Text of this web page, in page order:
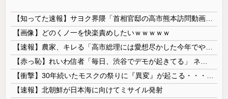
【画像】どのくノ一を快楽責めしたいｗｗｗｗｗ
【速報】北朝鮮が日本海に向けてミサイル発射